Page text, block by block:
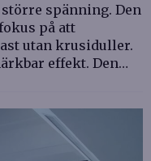
spänning. Den
på att
utan krusiduller.
effekt. Den…